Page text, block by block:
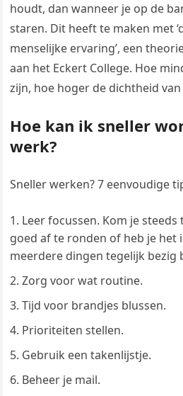
houdt, dan wanneer je op de
staren. Dit heeft te maken met
menselijke ervaring’, een
aan het Eckert College. Hoe
zijn, hoe hoger de dichtheid
Hoe kan ik sneller
werk?
Sneller werken? 7 eenvoudige
Leer focussen. Kom je
goed af te ronden of heb je het
meerdere dingen tegelijk bezig
Zorg voor wat routine.
Tijd voor brandjes blussen.
Prioriteiten stellen.
Gebruik een takenlijstje.
Beheer je mail.